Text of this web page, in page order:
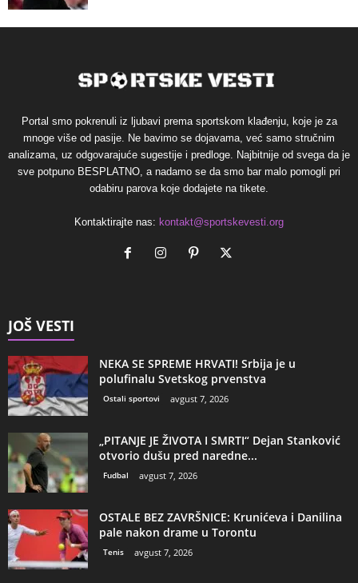
Portal smo pokrenuli iz ljubavi prema sportskom klađenju, koje je za
mnoge više od pasije. Ne bavimo se dojavama, već samo stručnim
analizama, uz odgovarajuće sugestije i predloge. Najbitnije od svega da je
sve potpuno BESPLATNO, a nadamo se da smo bar malo pomogli pri
odabiru parova koje dodajete na tikete.
Kontaktirajte nas: kontakt@sportskevesti.org
JOŠ VESTI
NEKA SE SPREME HRVATI! Srbija je u
polufinalu Svetskog prvenstva
Ostali sportovi avgust 7, 2026
„PITANJE JE ŽIVOTA I SMRTI“ Dejan Stanković
otvorio dušu pred naredne...
Fudbal avgust 7, 2026
OSTALE BEZ ZAVRŠNICE: Krunićeva i Danilina
pale nakon drame u Torontu
Tenis avgust 7, 2026